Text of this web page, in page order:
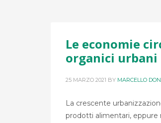
Le economie
organici
25 MARZO 2021 BY MARCELLO
La crescente
prodotti alimentari, eppure